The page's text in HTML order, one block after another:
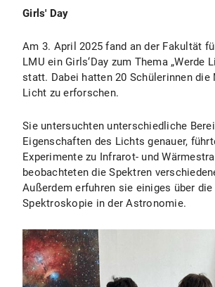
Girls' Day
Am 3. April 2025 fand an der Fakultät
LMU ein Girls‘Day zum Thema „Werde
statt. Dabei hatten 20 Schülerinnen die
Licht zu erforschen.
Sie untersuchten unterschiedliche
Eigenschaften des Lichts genauer,
Experimente zu Infrarot- und
beobachteten die Spektren
Außerdem erfuhren sie einiges über die
Spektroskopie in der Astronomie.